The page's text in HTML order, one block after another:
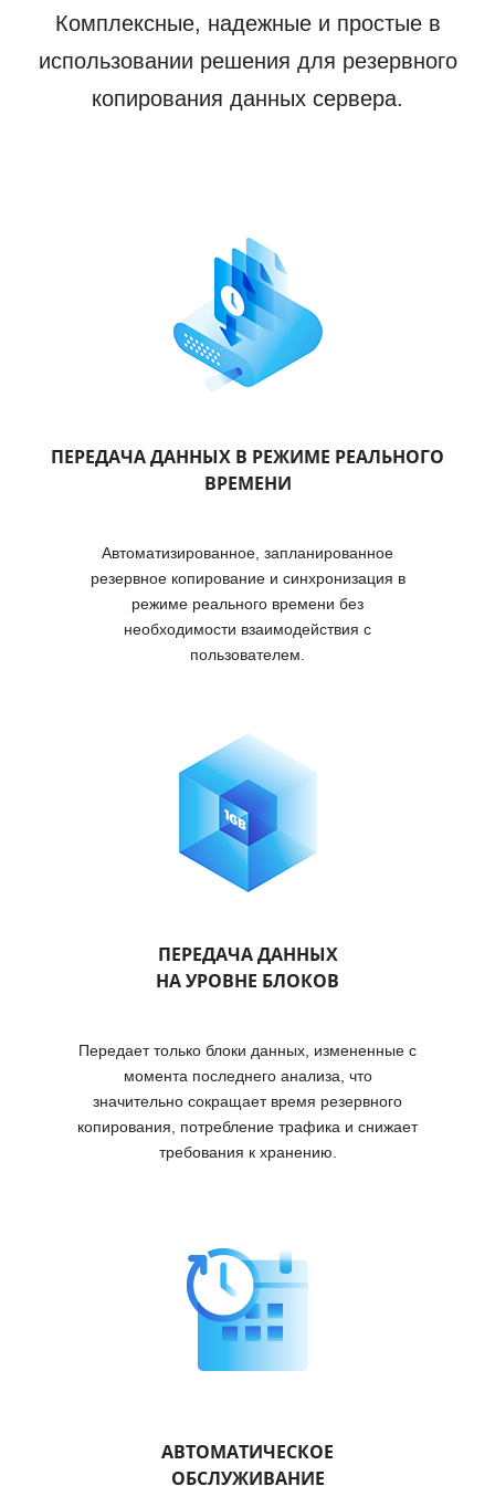
Комплексные, надежные и простые в
использовании решения для резервного
копирования данных сервера.
ПЕРЕДАЧА ДАННЫХ В РЕЖИМЕ РЕАЛЬНОГО
ВРЕМЕНИ
Автоматизированное, запланированное
резервное копирование и синхронизация в
режиме реального времени без
необходимости взаимодействия с
пользователем.
ПЕРЕДАЧА ДАННЫХ
НА УРОВНЕ БЛОКОВ
Передает только блоки данных, измененные с
момента последнего анализа, что
значительно сокращает время резервного
копирования, потребление трафика и снижает
требования к хранению.
АВТОМАТИЧЕСКОЕ
ОБСЛУЖИВАНИЕ